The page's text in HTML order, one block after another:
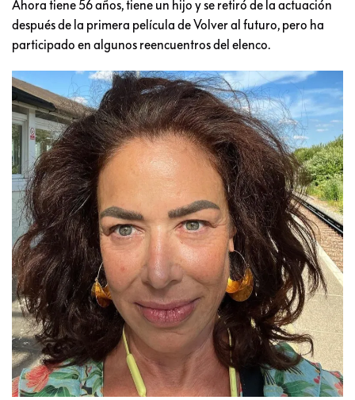
Ahora tiene 56 años, tiene un hijo y se retiró de la actuación
después de la primera película de Volver al futuro, pero ha
participado en algunos reencuentros del elenco.